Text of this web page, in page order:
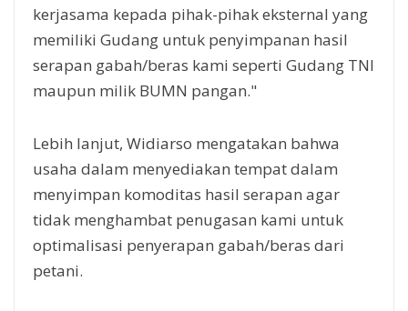
kerjasama kepada pihak-pihak eksternal yang
memiliki Gudang untuk penyimpanan hasil
serapan gabah/beras kami seperti Gudang TNI
maupun milik BUMN pangan."
Lebih lanjut, Widiarso mengatakan bahwa
usaha dalam menyediakan tempat dalam
menyimpan komoditas hasil serapan agar
tidak menghambat penugasan kami untuk
optimalisasi penyerapan gabah/beras dari
petani.